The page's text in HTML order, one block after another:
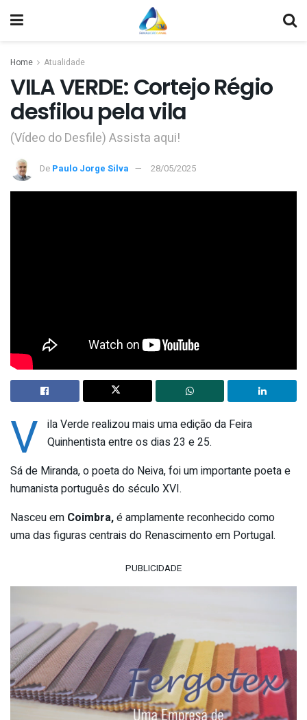
Home Atualidade
VILA VERDE: Cortejo Régio
desfilou pela vila
(Vídeo do Desfile) Assista aqui!
De Paulo Jorge Silva 28/05/2025
V ila Verde realizou mais uma edição da Feira
Quinhentista entre os dias 23 e 25.
Sá de Miranda, o poeta do Neiva, foi um importante poeta e
humanista português do século XVI.
Nasceu em Coimbra,é amplamente reconhecido como
uma das figuras centrais do Renascimento em Portugal.
PUBLICIDADE